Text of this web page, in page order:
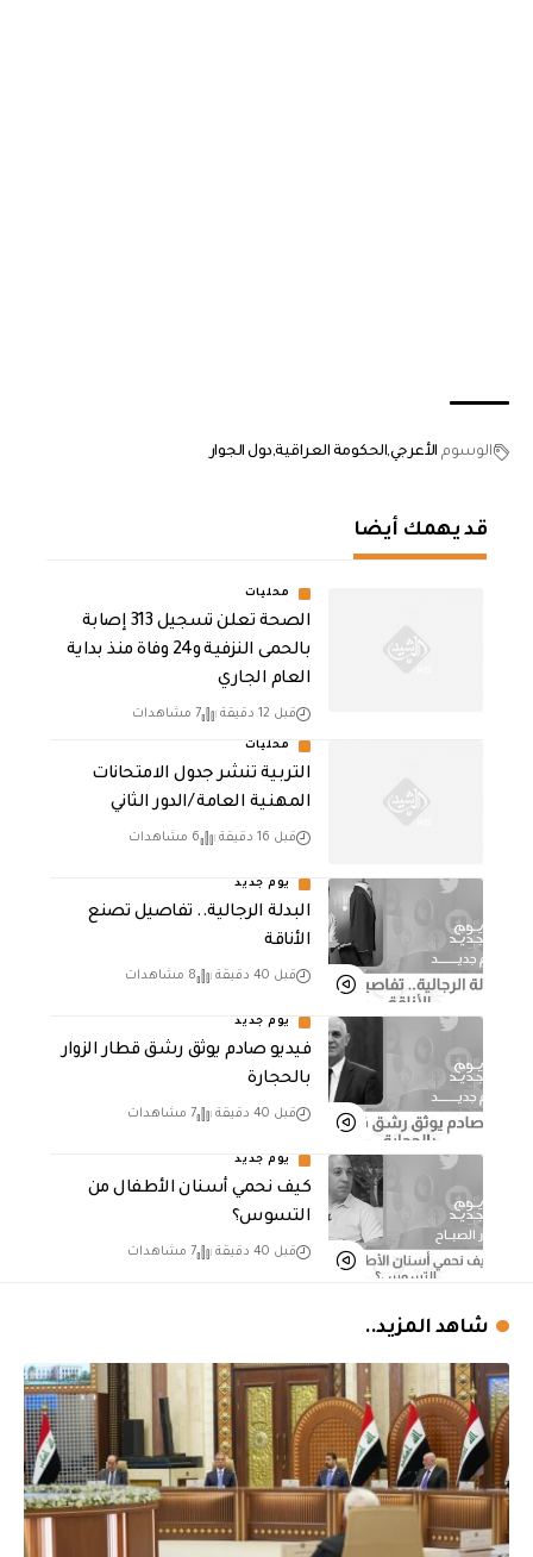
الوسوم الأعرجيالحكومة العراقية دول الجوار
قد يهمك أيضا
محليات
الصحة تعلن تسجيل 313 إصابة
بالحمى النزفية و24 وفاة منذ بداية
العام الجاري
قبل 12 دقيقة 7 مشاهدات
محليات
التربية تنشر جدول الامتحانات
المهنية العامة /الدور الثاني
قبل 16 دقيقة 6 مشاهدات
يوم جديد
البدلة الرجالية.. تفاصيل تصنع
الأناقة
قبل 40 دقيقة 8 مشاهدات
يوم جديد
فيديو صادم يوثق رشق قطار الزوار
بالحجارة
قبل 40 دقيقة 7 مشاهدات
يوم جديد
كيف نحمي أسنان الأطفال من
التسوس؟
قبل 40 دقيقة 7 مشاهدات
شاهد المزيد..